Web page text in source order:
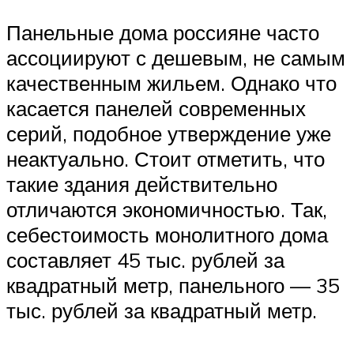
Панельные дома россияне часто
ассоциируют с дешевым, не самым
качественным жильем. Однако что
касается панелей современных
серий, подобное утверждение уже
неактуально. Стоит отметить, что
такие здания действительно
отличаются экономичностью. Так,
себестоимость монолитного дома
составляет 45 тыс. рублей за
квадратный метр, панельного — 35
тыс. рублей за квадратный метр.